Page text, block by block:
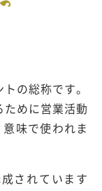
の総称です。
めに営業活動
味で使われま
されています